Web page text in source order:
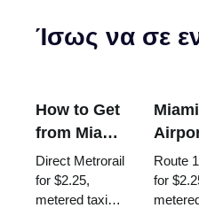
Ίσως να σε
How to Get
from Miami
Airport to
Brickell
Direct Metrorail
for $2.25,
metered taxi
Miami
South
150,
Route
for